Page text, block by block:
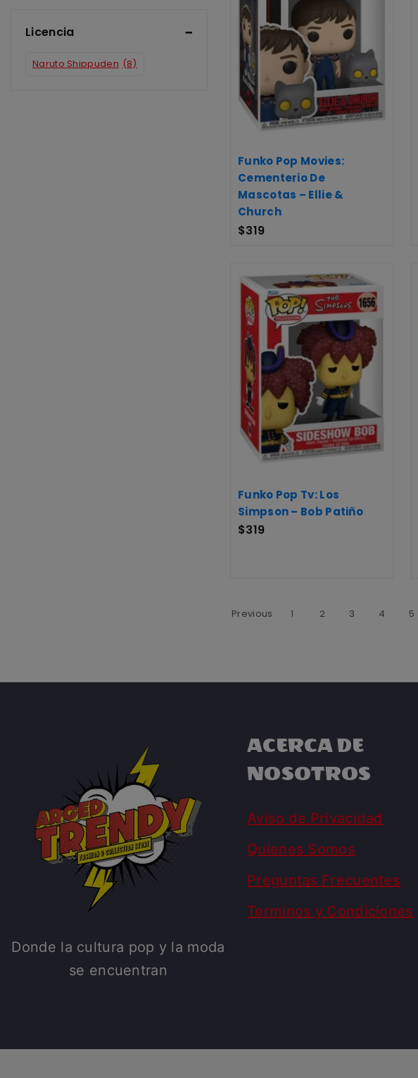
Funko Pop Movies:
Cementerio De
Mascotas – Ellie &
Church
$319
Funko Pop Tv: Los
Simpson – Bob Patiño
$319
Previous 1 2 3 4 5
Licencia
Naruto Shippuden (8)
Donde la cultura pop y la moda
se encuentran
ACERCA DE
NOSOTROS
Aviso de Privacidad
Quienes Somos
Preguntas Frecuentes
Terminos y Condiciones